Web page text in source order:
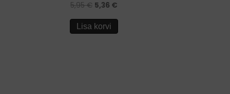
5,95€ 5,36 €
Lisa korvi